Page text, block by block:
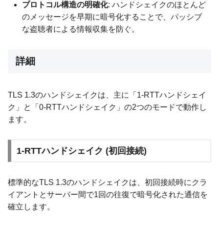
プロトコル構造の明確化: ハンドシェイクのほとんど
のメッセージを早期に暗号化することで、パッシブ
な盗聴者による情報収集を防ぐ。
詳細
TLS 1.3のハンドシェイクは、主に「1-RTTハンドシェイ
ク」と「0-RTTハンドシェイク」の2つのモードで動作し
ます。
1-RTTハンドシェイク (初回接続)
標準的なTLS 1.3のハンドシェイクは、初回接続時にクラ
イアントとサーバー間で1回の往復で暗号化された通信を
確立します。